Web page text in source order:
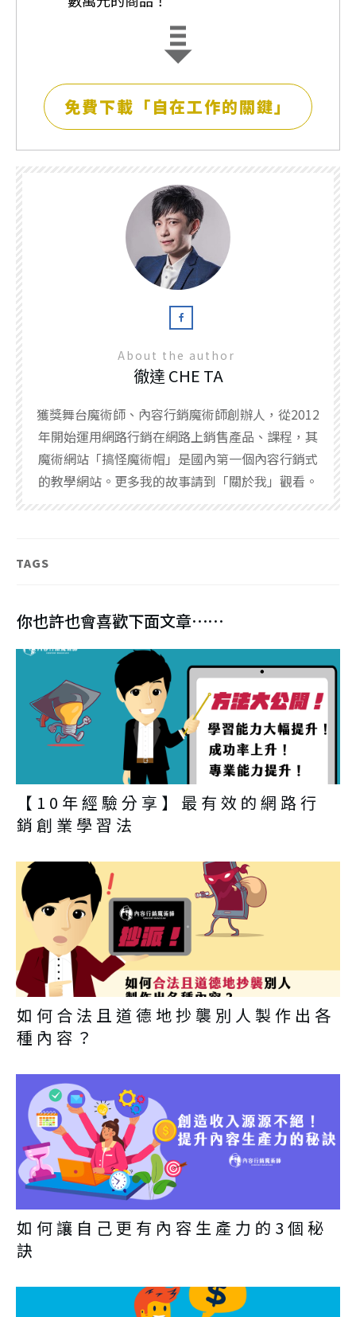
免費下載「自在工作的關鍵」
About the author
徹達 CHE TA
獲獎舞台魔術師、內容行銷魔術師創辦人，從2012
年開始運用網路行銷在網路上銷售產品、課程，其
魔術網站「搞怪魔術帽」是國內第一個內容行銷式
的教學網站。更多我的故事請到「關於我」觀看。
TAGS
你也許也會喜歡下面文章⋯⋯
【10年經驗分享】最有效的網路行
銷創業學習法
如何合法且道德地抄襲別人製作出各
種內容？
如何讓自己更有內容生產力的3個秘
訣